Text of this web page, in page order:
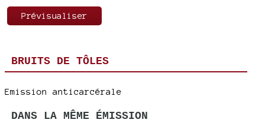
BRUITS DE TÔLES
Emission anticarcérale
DANS LA MÊME ÉMISSION